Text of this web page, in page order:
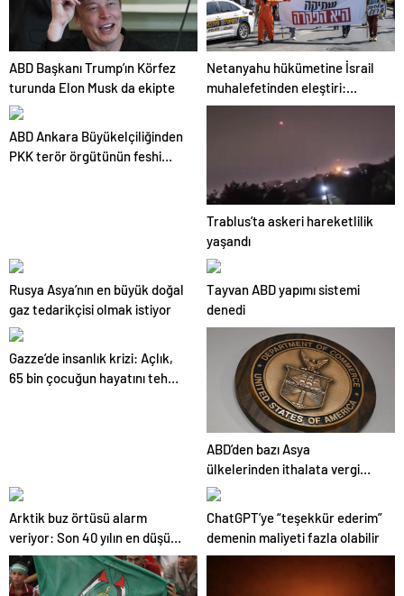
ABD Başkanı Trump’ın Körfez
turunda Elon Musk da ekipte
Netanyahu hükümetine İsrail
muhalefetinden eleştiri:
Utanç verici diplomatik
ABD Ankara Büyükelçiliğinden
PKK terör örgütünün feshi
Trablus’ta askeri hareketlilik
yaşandı
Rusya Asya’nın en büyük doğal
gaz tedarikçisi olmak istiyor
Tayvan ABD yapımı sistemi
denedi
Gazze’de insanlık krizi: Açlık,
65 bin çocuğun hayatını tehdit
ABD’den bazı Asya
ülkelerinden ithalata vergi
kararı
Arktik buz örtüsü alarm
veriyor: Son 40 yılın en düşük
seviyesinde
ChatGPT’ye “teşekkür ederim”
demenin maliyeti fazla olabilir